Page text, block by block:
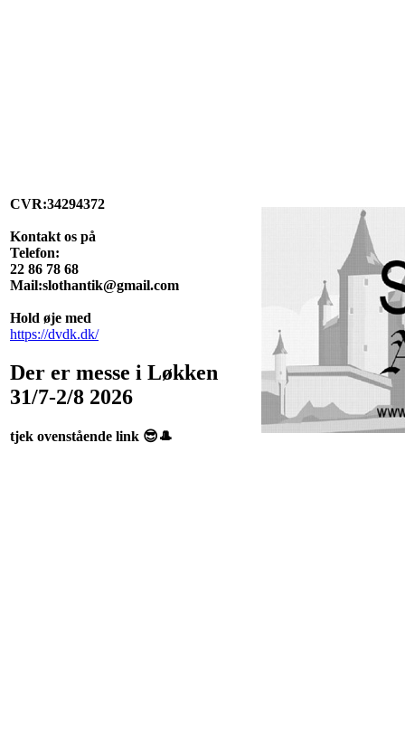
CVR:34294372
Kontakt os på
Telefon:
22 86 78 68
Mail:slothantik@gmail.com
Hold øje med
https://dvdk.dk/
Der er messe i Løkken
31/7-2/8 2026
tjek ovenstående link 😎🎩